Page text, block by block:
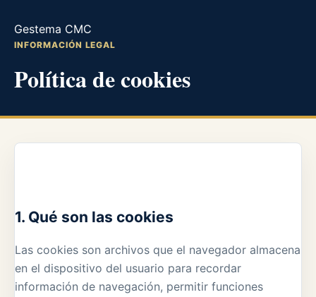
Gestema CMC
INFORMACIÓN LEGAL
Política de cookies
1. Qué son las cookies
Las cookies son archivos que el navegador almacena
en el dispositivo del usuario para recordar
información de navegación, permitir funciones